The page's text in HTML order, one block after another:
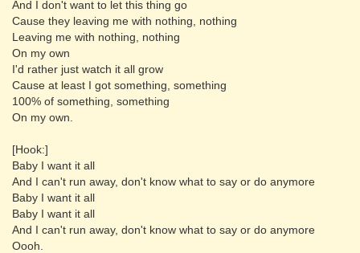
And I don't want to let this thing go
Cause they leaving me with nothing, nothing
Leaving me with nothing, nothing
On my own
I'd rather just watch it all grow
Cause at least I got something, something
100% of something, something
On my own.
[Hook:]
Baby I want it all
And I can't run away, don't know what to say or do anymore
Baby I want it all
Baby I want it all
And I can't run away, don't know what to say or do anymore
Oooh.